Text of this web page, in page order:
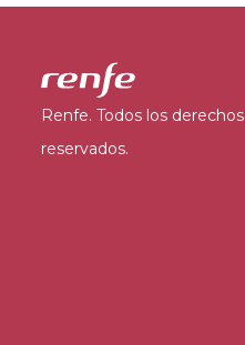
Renfe. Todos los derechos
reservados.